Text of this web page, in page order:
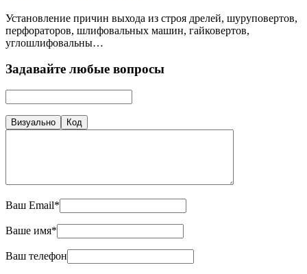
Установление причин выхода из строя дрелей, шуруповертов,
перфораторов, шлифовальных машин, гайковертов,
углошлифовальны…
Задавайте любые вопросы
Визуально Код
Ваш Email*
Ваше имя*
Ваш телефон